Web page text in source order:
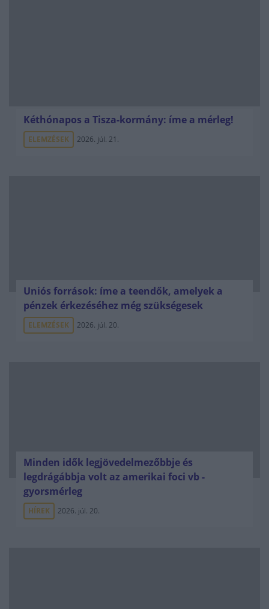
Kéthónapos a Tisza-kormány: íme a mérleg!
ELEMZÉSEK 2026. júl. 21.
Uniós források: íme a teendők, amelyek a
pénzek érkezéséhez még szükségesek
ELEMZÉSEK 2026. júl. 20.
Minden idők legjövedelmezőbbje és
legdrágábbja volt az amerikai foci vb -
gyorsmérleg
HÍREK 2026. júl. 20.